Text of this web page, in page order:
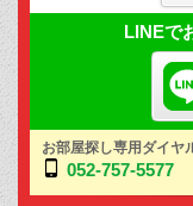
LINEで
お部屋探し専用ダイヤ
052-757-5577